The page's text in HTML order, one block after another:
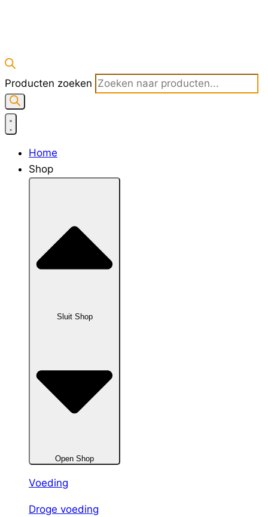
Producten zoeken
Home
Shop
Sluit Shop
Open Shop
Voeding
Droge voeding